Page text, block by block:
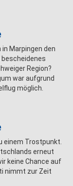
Marpingen den
Region?
war aufgrund
möglich.
einem Trostpunkt.
erneut
keine Chance auf
nimmt zur Zeit